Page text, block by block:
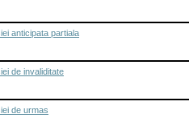
anticipata partiala
de invaliditate
de urmas